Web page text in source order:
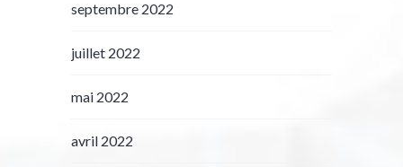
septembre 2022
juillet 2022
mai 2022
avril 2022